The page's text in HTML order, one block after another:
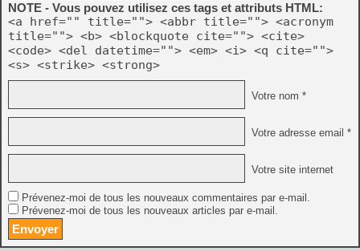
NOTE - Vous pouvez utilisez ces tags et attributs HTML:
<a href="" title=""> <abbr title=""> <acronym
title=""> <b> <blockquote cite=""> <cite>
<code> <del datetime=""> <em> <i> <q cite="">
<s> <strike> <strong>
Votre nom *
Votre adresse email *
Votre site internet
Prévenez-moi de tous les nouveaux commentaires par e-mail.
Prévenez-moi de tous les nouveaux articles par e-mail.